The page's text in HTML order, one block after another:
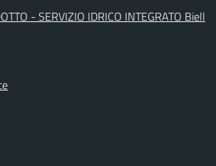
- SERVIZIO IDRICO INTEGRATO Biell